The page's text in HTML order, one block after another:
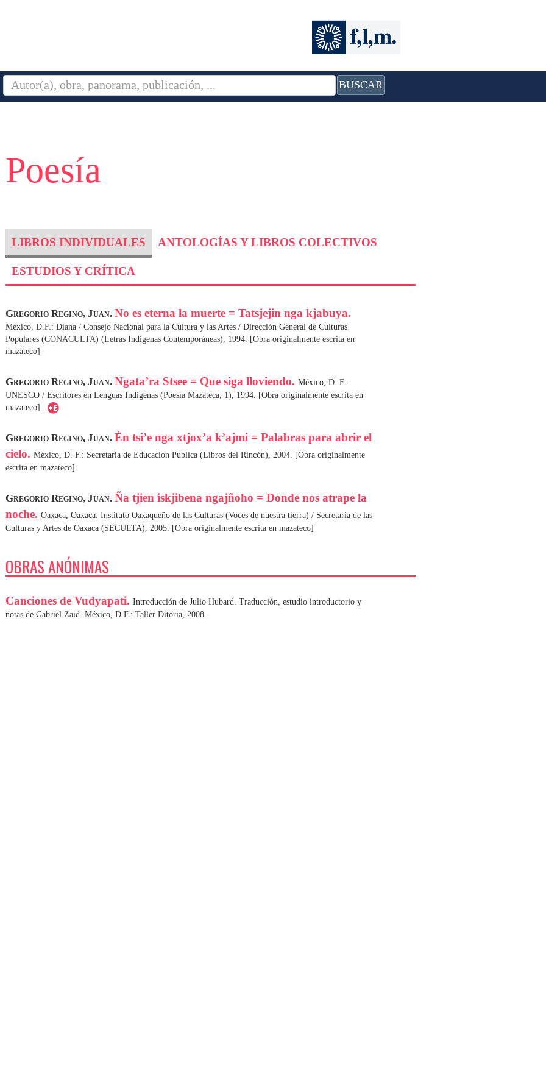
BUSCAR
LIBROS INDIVIDUALES ANTOLOGÍAS Y LIBROS COLECTIVOS
ESTUDIOS Y CRÍTICA
Gregorio Regino, Juan. No es eterna la muerte = Tatsjejin nga kjabuya.
México, D.F.: Diana / Consejo Nacional para la Cultura y las Artes / Dirección General de Culturas
Populares (CONACULTA) (Letras Indígenas Contemporáneas), 1994. [Obra originalmente escrita en
mazateco]
Gregorio Regino, Juan. Ngata’ra Stsee = Que siga lloviendo. México, D. F.:
UNESCO / Escritores en Lenguas Indígenas (Poesía Mazateca; 1), 1994. [Obra originalmente escrita en
mazateco]
Gregorio Regino, Juan. Én tsi’e nga xtjox’a k’ajmi = Palabras para abrir el
cielo. México, D. F.: Secretaría de Educación Pública (Libros del Rincón), 2004. [Obra originalmente
escrita en mazateco]
Gregorio Regino, Juan. Ña tjien iskjibena ngajñoho = Donde nos atrape la
noche. Oaxaca, Oaxaca: Instituto Oaxaqueño de las Culturas (Voces de nuestra tierra) / Secretaría de las
Culturas y Artes de Oaxaca (SECULTA), 2005. [Obra originalmente escrita en mazateco]
OBRAS ANÓNIMAS
Canciones de Vudyapati. Introducción de Julio Hubard. Traducción, estudio introductorio y
notas de Gabriel Zaid. México, D.F.: Taller Ditoria, 2008.